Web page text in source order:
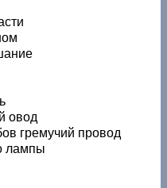
овод
гремучий провод
лампы